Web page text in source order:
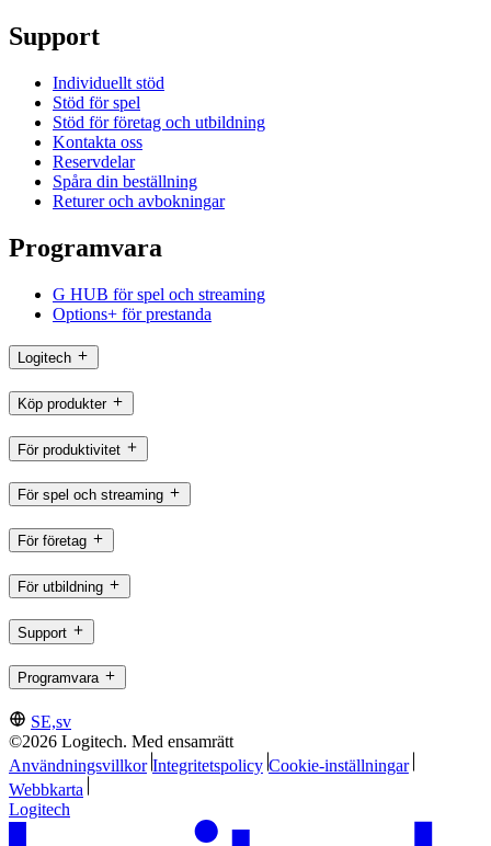
Support
Individuellt stöd
Stöd för spel
Stöd för företag och utbildning
Kontakta oss
Reservdelar
Spåra din beställning
Returer och avbokningar
Programvara
G HUB för spel och streaming
Options+ för prestanda
Logitech
Köp produkter
För produktivitet
För spel och streaming
För företag
För utbildning
Support
Programvara
SE,sv
©2026 Logitech. Med ensamrätt
Användningsvillkor Integritetspolicy Cookie-inställningar
Webbkarta
Logitech